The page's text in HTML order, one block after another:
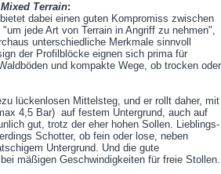
Terrain:
dabei einen guten Kompromiss zwischen
jede Art von Terrain in Angriff zu nehmen",
unterschiedliche Merkmale sinnvoll
der Profilblöcke eignen sich prima für
und kompakte Wege, ob trocken oder
lückenlosen Mittelsteg, und er rollt daher, mit
4,5 Bar) auf festem Untergrund, auch auf
gut, trotz der eher hohen Sollen. Lieblings-
Schotter, ob fein oder lose, neben
Untergrund. Und die gute
mäßigen Geschwindigkeiten für freie Stollen.